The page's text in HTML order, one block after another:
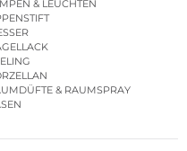
& LEUCHTEN
& RAUMSPRAY